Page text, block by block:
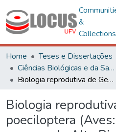
&
Collections
Home
Teses e Dissertações
Ciências Biológicas e da Saúde
Biologia reprodutiva de Geositta poeciloptera (Aves: Scleruridae) nos campos do Alto Rio Grande, Minas Gerais, Brasil
Biologia
poeciloptera